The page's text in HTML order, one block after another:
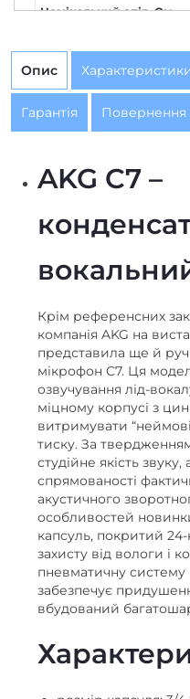
Номінальний опір, Ом
Призначення
Тип перетворювача
Опис
Гарантія Повернення
AKG C7 –
Крім референсних
компанія AKG на
представила ще й
мікрофон C7. Ця
озвучування лід-
міцному корпусі з
витримувати
тиску. За
студійне якість
спрямованості
акустичного
особливостей
капсуль, покритий
захисту від вологи і
пневматичну систему
забезпечує
вбудований